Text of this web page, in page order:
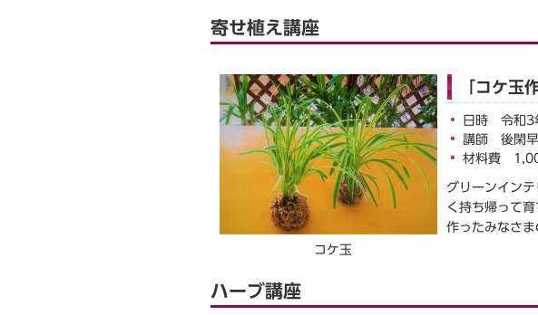
寄せ植え講座
コケ玉
「コケ玉
日時 令和3
講師 後閑
材料費
グリーンイン
く持ち帰って
作ったみなさま
ハーブ講座